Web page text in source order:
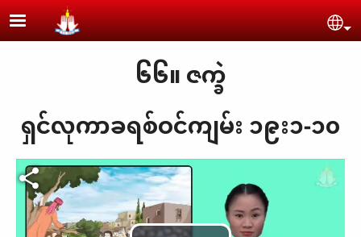
Skip to main content
၆၆။ ဇက္ခဲ
ရှင်လုကာခရစ်ဝင်ကျမ်း ၁၉း၁-၁၀